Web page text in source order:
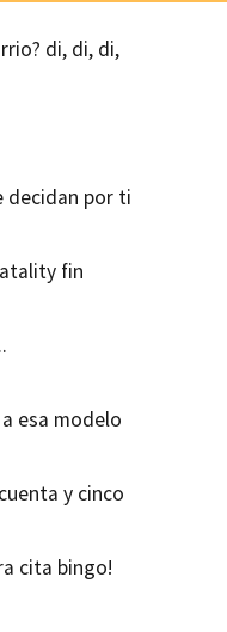
di, di, di,
decidan por ti
fin
esa modelo
y cinco
cita bingo!